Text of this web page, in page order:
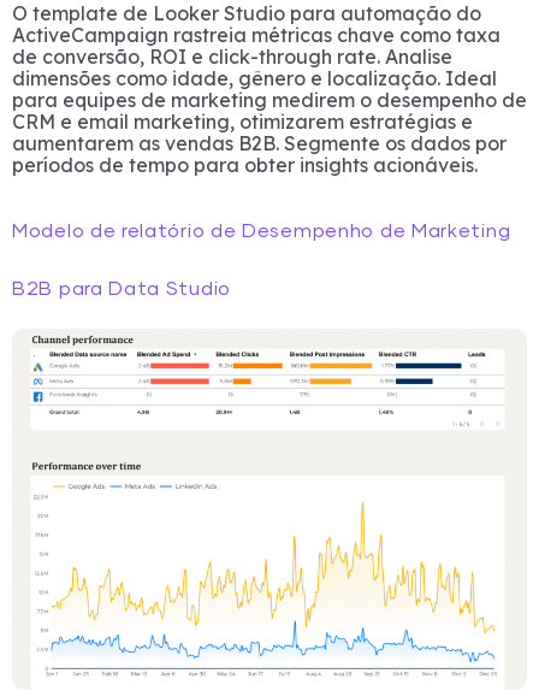
O template de Looker Studio para automação do
ActiveCampaign rastreia métricas chave como taxa
de conversão, ROI e click-through rate. Analise
dimensões como idade, gênero e localização. Ideal
para equipes de marketing medirem o desempenho de
CRM e email marketing, otimizarem estratégias e
aumentarem as vendas B2B. Segmente os dados por
períodos de tempo para obter insights acionáveis.
Modelo de relatório de Desempenho de Marketing
B2B para Data Studio